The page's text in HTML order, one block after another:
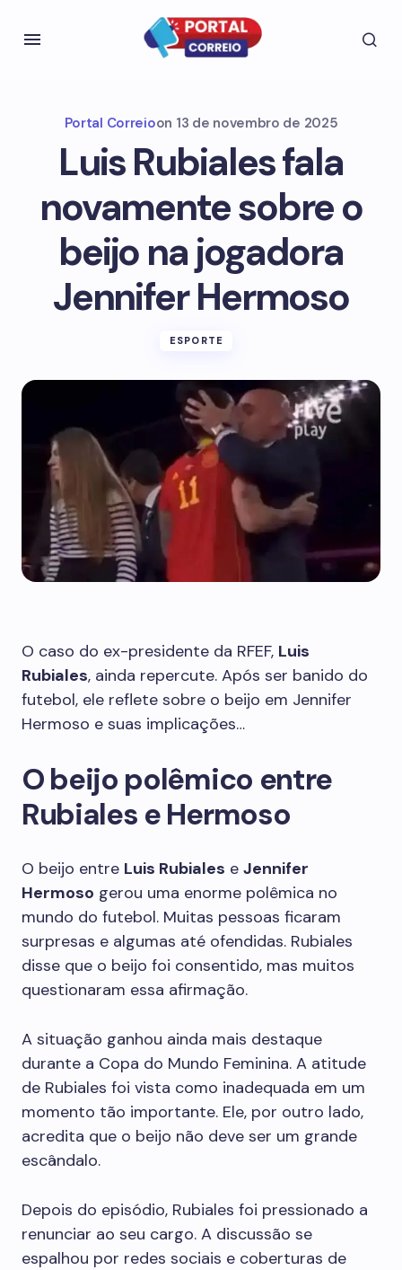
Portal Correioon 13 de novembro de 2025
Luis Rubiales fala
novamente sobre o
beijo na jogadora
Jennifer Hermoso
ESPORTE
O caso do ex-presidente da RFEF, Luis
Rubiales, ainda repercute. Após ser banido do
futebol, ele reflete sobre o beijo em Jennifer
Hermoso e suas implicações…
O beijo polêmico entre
Rubiales e Hermoso
O beijo entre Luis Rubiales e Jennifer
Hermoso gerou uma enorme polêmica no
mundo do futebol. Muitas pessoas ficaram
surpresas e algumas até ofendidas. Rubiales
disse que o beijo foi consentido, mas muitos
questionaram essa afirmação.
A situação ganhou ainda mais destaque
durante a Copa do Mundo Feminina. A atitude
de Rubiales foi vista como inadequada em um
momento tão importante. Ele, por outro lado,
acredita que o beijo não deve ser um grande
escândalo.
Depois do episódio, Rubiales foi pressionado a
renunciar ao seu cargo. A discussão se
espalhou por redes sociais e coberturas de